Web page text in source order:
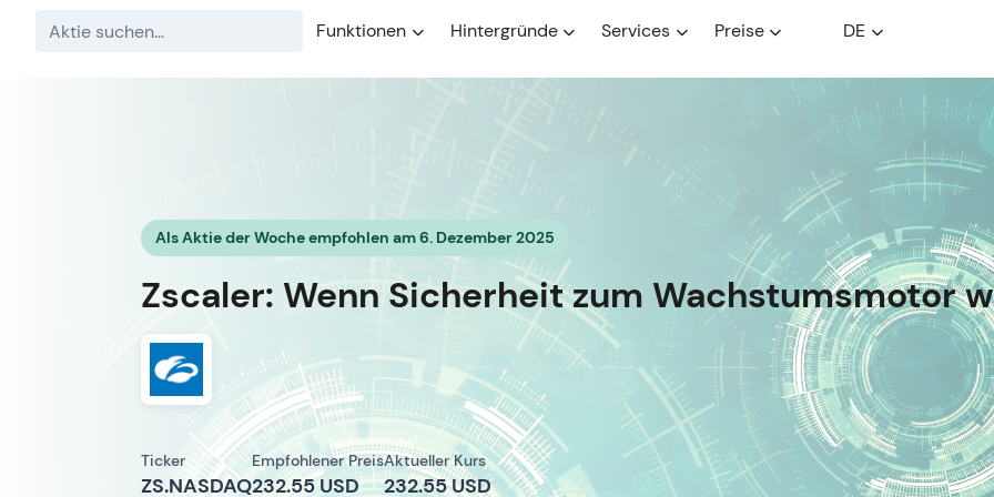
Funktionen Hintergründe Services Preise DE
Als Aktie der Woche empfohlen am 6. Dezember 2025
Zscaler: Wenn Sicherheit zum Wachstumsmotor
Ticker
ZS.NASDAQ
Empfohlener Preis
232.55 USD
Aktueller Kurs
232.55 USD